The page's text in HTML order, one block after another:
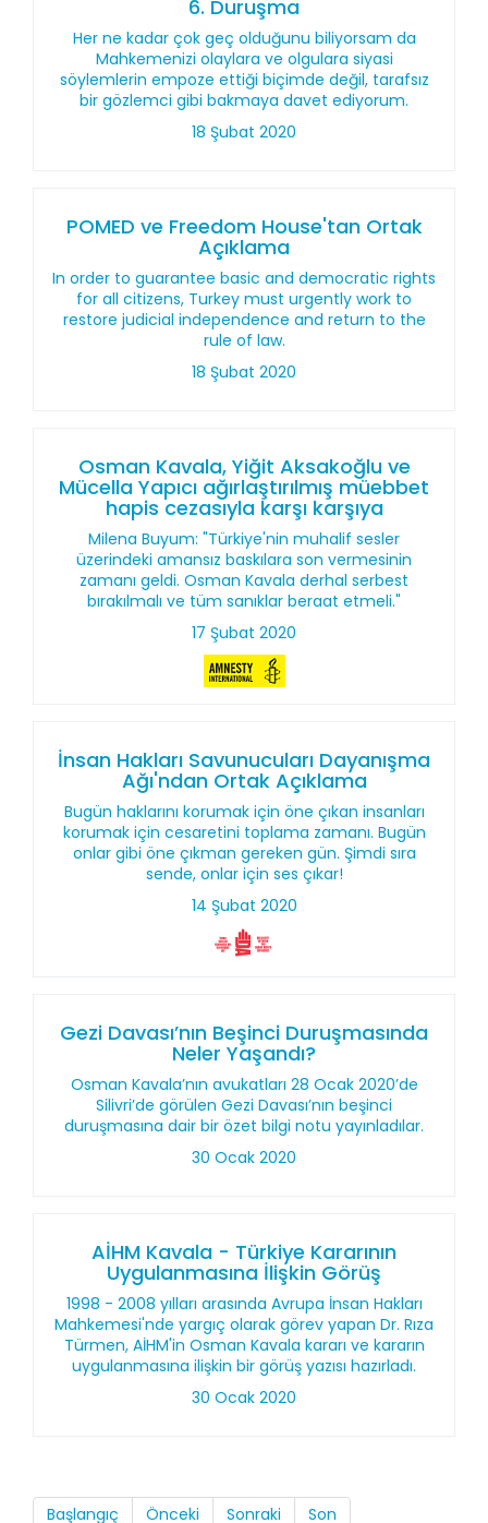
6. Duruşma
Her ne kadar çok geç olduğunu biliyorsam da
Mahkemenizi olaylara ve olgulara siyasi
söylemlerin empoze ettiği biçimde değil, tarafsız
bir gözlemci gibi bakmaya davet ediyorum.
18 Şubat 2020
POMED ve Freedom House'tan Ortak
Açıklama
In order to guarantee basic and democratic rights
for all citizens, Turkey must urgently work to
restore judicial independence and return to the
rule of law.
18 Şubat 2020
Osman Kavala, Yiğit Aksakoğlu ve
Mücella Yapıcı ağırlaştırılmış müebbet
hapis cezasıyla karşı karşıya
Milena Buyum: "Türkiye'nin muhalif sesler
üzerindeki amansız baskılara son vermesinin
zamanı geldi. Osman Kavala derhal serbest
bırakılmalı ve tüm sanıklar beraat etmeli."
17 Şubat 2020
İnsan Hakları Savunucuları Dayanışma
Ağı'ndan Ortak Açıklama
Bugün haklarını korumak için öne çıkan insanları
korumak için cesaretini toplama zamanı. Bugün
onlar gibi öne çıkman gereken gün. Şimdi sıra
sende, onlar için ses çıkar!
14 Şubat 2020
Gezi Davası’nın Beşinci Duruşmasında
Neler Yaşandı?
Osman Kavala’nın avukatları 28 Ocak 2020’de
Silivri’de görülen Gezi Davası’nın beşinci
duruşmasına dair bir özet bilgi notu yayınladılar.
30 Ocak 2020
AİHM Kavala - Türkiye Kararının
Uygulanmasına İlişkin Görüş
1998 - 2008 yılları arasında Avrupa İnsan Hakları
Mahkemesi'nde yargıç olarak görev yapan Dr. Rıza
Türmen, AİHM'in Osman Kavala kararı ve kararın
uygulanmasına ilişkin bir görüş yazısı hazırladı.
30 Ocak 2020
Başlangıç Önceki Sonraki Son